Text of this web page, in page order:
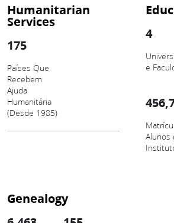
Humanitarian
Services
175
Países Que
Recebem
Ajuda
Humanitária
(Desde 1985)
4
e
Alunos
Genealogy